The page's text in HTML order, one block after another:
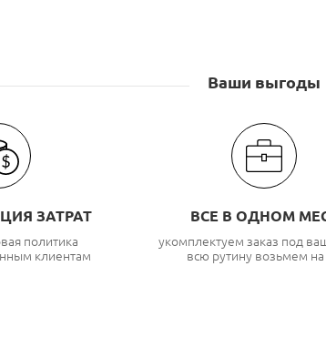
Ваши выгоды
ЗАТРАТ
политика
клиентам
ВСЕ В ОДНОМ
укомплектуем заказ под
всю рутину возьмем на